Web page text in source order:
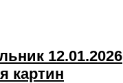
12.01.2026
картин